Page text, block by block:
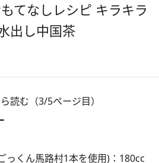
てなしレシピ キラキラ
出し中国茶
読む（3/5ページ目）
っくん馬路村1本を使用)：180cc